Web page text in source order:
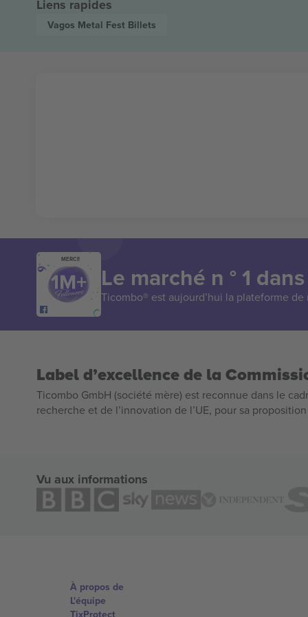
Liens rapides
Vagos Metal Fest Billets
MERCI!
Le marché n ° 1
Ticombo® est aujourd’hui la plateforme
Label d’excellence de la
Ticombo GmbH (société mère) est reconnue dans le
recherche et de l’innovation de l’UE, pour sa
Vu aux informations
À propos de
L'équipe
TixProtect